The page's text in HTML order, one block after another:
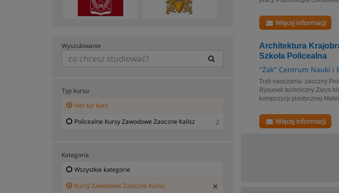
Więcej informacji
Architektura
Szkoła Policealna
"Żak" Centrum Nauki i
Tryb nauczania: zaoczny
Rysunek techniczny Zarys
kompozycji plastycznej
Więcej informacji
Wyszukiwanie
Typ kursu
Her tür kurs
Policealne Kursy Zawodowe Zaoczne Kalisz
2
Kategoria
Wszystkie kategorie
Kursy Zawodowe Zaoczne Kalisz